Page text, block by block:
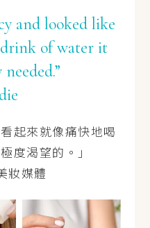
and looked like
of water it
起來就像痛快地喝
度渴望的。」
妝媒體